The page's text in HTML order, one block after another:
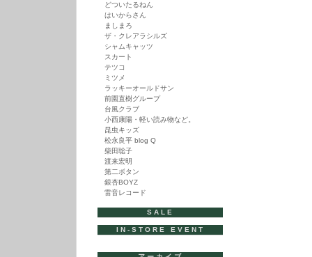
どついたるねん
はいからさん
ましまろ
ザ・クレアラシルズ
シャムキャッツ
スカート
テツコ
ミツメ
ラッキーオールドサン
前園直樹グループ
台風クラブ
小西康陽・軽い読み物など。
昆虫キッズ
松永良平 blog Q
柴田聡子
渡来宏明
第二ボタン
銀杏BOYZ
雷音レコード
SALE
IN-STORE EVENT